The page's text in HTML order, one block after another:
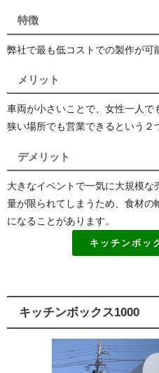
特徴
弊社で最も低コストでの製作が可
メリット
車両が小さいことで、女性一人で
狭い場所でも営業できるという２
デメリット
大きなイベントで一気に大規模な
量が限られてしまうため、食材
になることがあります。
キッチンボッ
キッチンボックス1000